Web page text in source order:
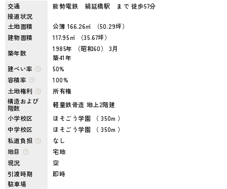
交通
能勢電鉄 絹延橋駅 まで 徒歩57分
接道状況
土地面積
公簿 166.26㎡ （50.29坪）
建物面積
117.95㎡ （35.67坪）
築年数
1985年 （昭和60） 3月
築41年
建ぺい率
50%
容積率
100%
土地権利
所有権
構造および
階数
軽量鉄骨造 地上2階建
小学校区
ほそごう学園 （ 350m ）
中学校区
ほそごう学園 （ 350m ）
私道負担
なし
地目
宅地
現況
空
引渡時期
即時
駐車場